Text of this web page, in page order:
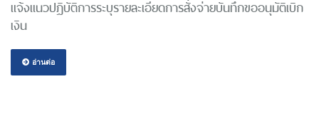
แจ้งแนวปฎิบัติการระบุรายละเอียดการสั่งจ่ายบันทึกขออนุมัติเบิก
เงิน
อ่านต่อ